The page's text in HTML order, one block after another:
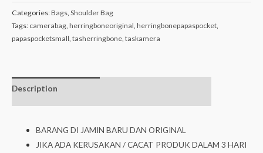
Categories:Bags Shoulder Bag
Tags: camerabag herringboneoriginal herringbonepapaspocket
papaspocketsmall tasherringbone taskamera
Description
BARANG DI JAMIN BARU DAN ORIGINAL
JIKA ADA KERUSAKAN / CACAT PRODUK DALAM 3 HARI